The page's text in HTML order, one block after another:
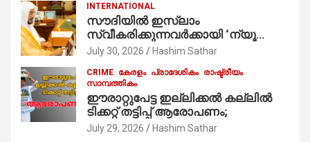
കുര്യൻ താമരശ്ശേരി
നിർവഹിക്കുന്നു.
INTERNATIONAL
സൗദിയില്‍ ഇസ്‌ലാം
സ്വീകരിക്കുന്നവര്‍ക്കായി ‘ന്യൂ
മുസ്ലിം’ ഡിജിറ്റല്‍ കാര്‍ഡ് സേവനം
July 30, 2026 Hashim Sathar
CRIME കേരളം പ്രാദേശികം രാഷ്ട്രീയം
സാമ്പത്തികം
ഈരാറ്റുപേട്ട ഇല്ലിക്കൽ കല്ലിൽ
ടിക്കറ്റ് തട്ടിപ്പ് ആരോപണം;
July 29, 2026 Hashim Sathar